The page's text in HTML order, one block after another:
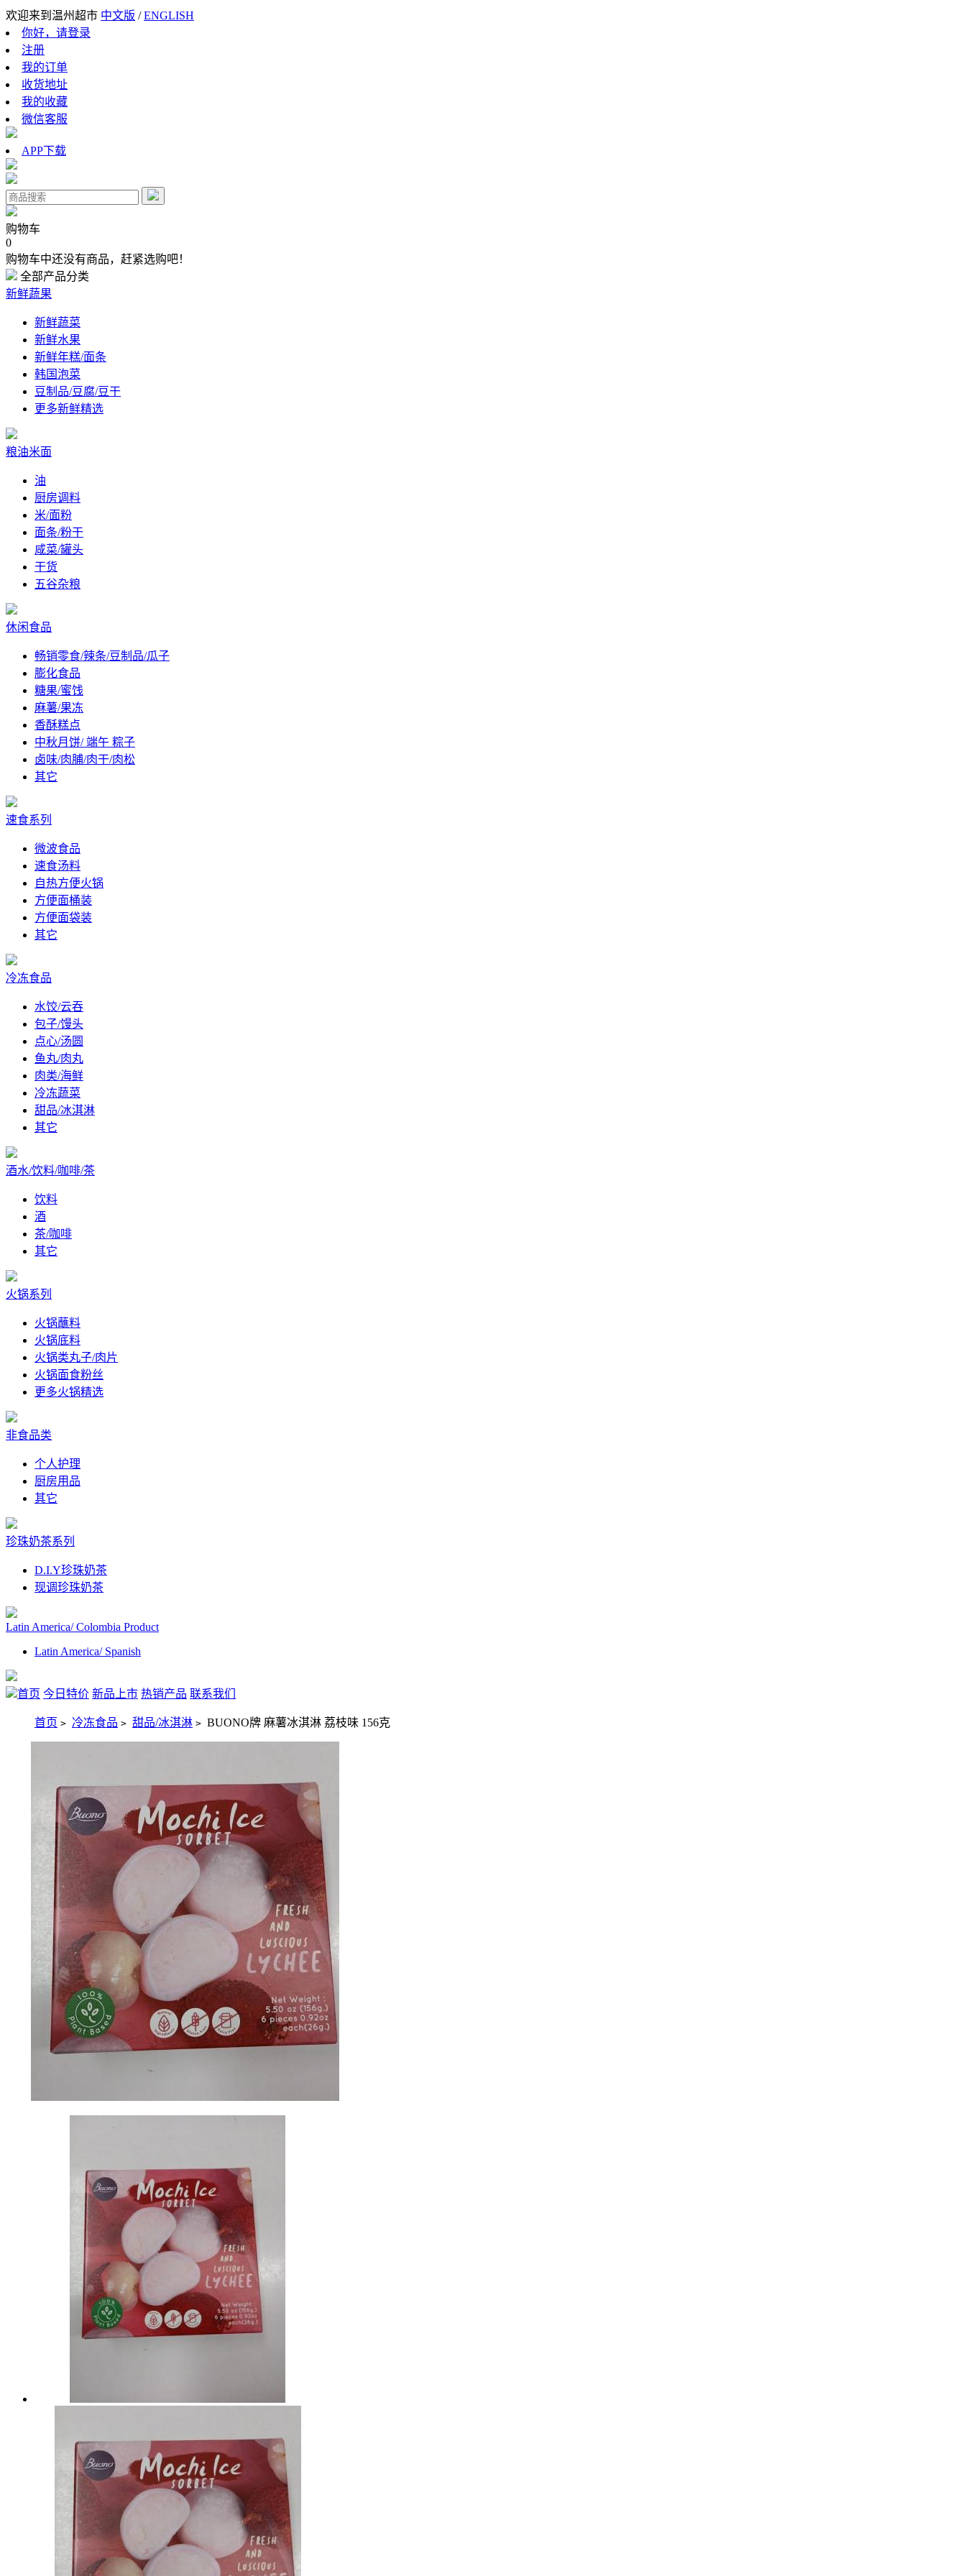
欢迎来到温州超市 中文版 /ENGLISH
你好，请登录
注册
我的订单
收货地址
我的收藏
微信客服
APP下载
购物车
0
购物车中还没有商品，赶紧选购吧！
全部产品分类
新鲜蔬果
新鲜蔬菜
新鲜水果
新鲜年糕/面条
韩国泡菜
豆制品/豆腐/豆干
更多新鲜精选
粮油米面
油
厨房调料
米/面粉
面条/粉干
咸菜/罐头
干货
五谷杂粮
休闲食品
畅销零食/辣条/豆制品/瓜子
膨化食品
糖果/蜜饯
麻薯/果冻
香酥糕点
中秋月饼/ 端午 粽子
卤味/肉脯/肉干/肉松
其它
速食系列
微波食品
速食汤料
自热方便火锅
方便面桶装
方便面袋装
其它
冷冻食品
水饺/云吞
包子/馒头
点心/汤圆
鱼丸/肉丸
肉类/海鲜
冷冻蔬菜
甜品/冰淇淋
其它
酒水/饮料/咖啡/茶
饮料
酒
茶/咖啡
其它
火锅系列
火锅蘸料
火锅底料
火锅类丸子/肉片
火锅面食粉丝
更多火锅精选
非食品类
个人护理
厨房用品
其它
珍珠奶茶系列
D.I.Y珍珠奶茶
现调珍珠奶茶
Latin America/ Colombia Product
Latin America/ Spanish
首页 今日特价 新品上市 热销产品 联系我们
首页 > 冷冻食品 > 甜品/冰淇淋 > BUONO牌 麻薯冰淇淋 荔枝味 156克